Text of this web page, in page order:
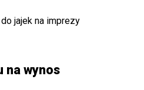
na wynos